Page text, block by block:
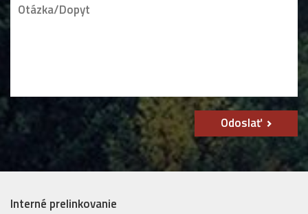
Odoslať
Interné prelinkovanie